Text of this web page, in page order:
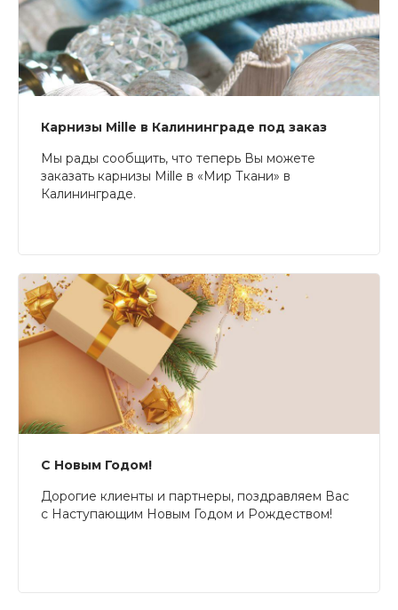
Карнизы Mille в Калининграде под заказ
Мы рады сообщить, что теперь Вы можете
заказать карнизы Mille в «Мир Ткани» в
Калининграде.
С Новым Годом!
Дорогие клиенты и партнеры, поздравляем Вас
с Наступающим Новым Годом и Рождеством!